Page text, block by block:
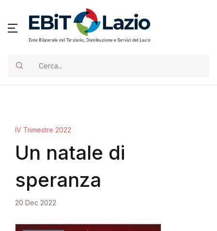
IV Trimestre 2022
Un natale di
speranza
20 Dec 2022